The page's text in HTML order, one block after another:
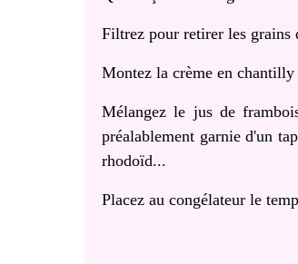
Filtrez pour retirer les grains
Montez la crème en chantilly
Mélangez le jus de
préalablement garnie d'un
rhodoïd...
Placez au congélateur le